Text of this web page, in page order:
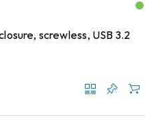
screwless, USB 3.2